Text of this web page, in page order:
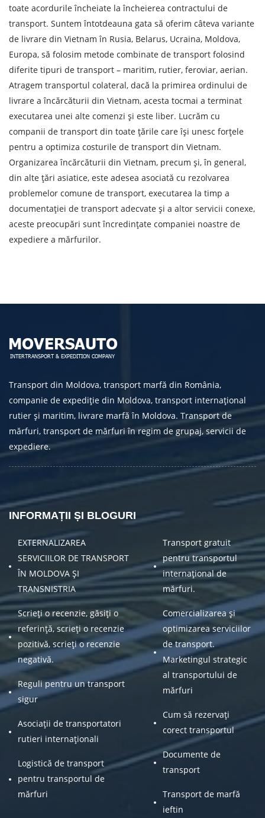
toate acordurile încheiate la încheierea contractului de
transport. Suntem întotdeauna gata să oferim câteva variante
de livrare din Vietnam în Rusia, Belarus, Ucraina, Moldova,
Europa, să folosim metode combinate de transport folosind
diferite tipuri de transport – maritim, rutier, feroviar, aerian.
Atragem transportul colateral, dacă la primirea ordinului de
livrare a încărcăturii din Vietnam, acesta tocmai a terminat
executarea unei alte comenzi și este liber. Lucrăm cu
companii de transport din toate țările care își unesc forțele
pentru a optimiza costurile de transport din Vietnam.
Organizarea încărcăturii din Vietnam, precum și, în general,
din alte țări asiatice, este adesea asociată cu rezolvarea
problemelor comune de transport, executarea la timp a
documentației de transport adecvate și a altor servicii conexe,
aceste preocupări sunt încredințate companiei noastre de
expediere a mărfurilor.
Transport din Moldova, transport marfă din România,
companie de expediție din Moldova, transport internațional
rutier și maritim, livrare marfă în Moldova. Transport de
mărfuri, transport de mărfuri în regim de grupaj, servicii de
expediere.
INFORMAȚII ȘI BLOGURI
EXTERNALIZAREA
SERVICIILOR DE TRANSPORT
ÎN MOLDOVA ȘI
TRANSNISTRIA
Scrieți o recenzie, găsiți o
referință, scrieți o recenzie
pozitivă, scrieți o recenzie
negativă.
Reguli pentru un transport
sigur
Asociații de transportatori
rutieri internaționali
Logistică de transport
pentru transportul de
mărfuri
Transport gratuit
pentru transportul
internațional de
mărfuri.
Comercializarea și
optimizarea serviciilor
de transport.
Marketingul strategic
al transportului de
mărfuri
Cum să rezervați
corect transportul
Documente de
transport
Transport de marfă
ieftin
Tipul de transport
Greutatea sarcinii, ( t )
Volumul încărcăturii
Persoana de contact
Numar de contact
Prin depunerea unei cereri, sunteți de acord cu
TRIMITE